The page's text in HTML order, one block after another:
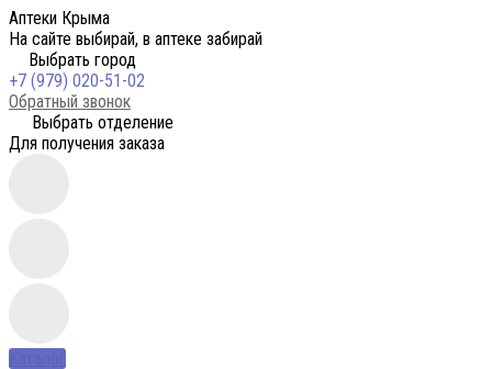
Аптеки Крыма
На сайте выбирай, в аптеке забирай
Выбрать город
+7 (979) 020-51-02
Обратный звонок
Выбрать отделение
Для получения заказа